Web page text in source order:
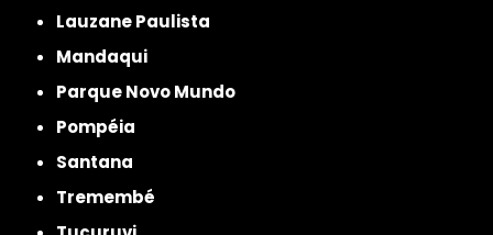
Lauzane Paulista
Mandaqui
Parque Novo Mundo
Pompéia
Santana
Tremembé